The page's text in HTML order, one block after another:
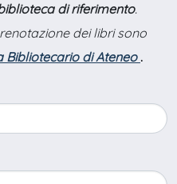
di riferimento.
dei libri sono
Bibliotecario di Ateneo .